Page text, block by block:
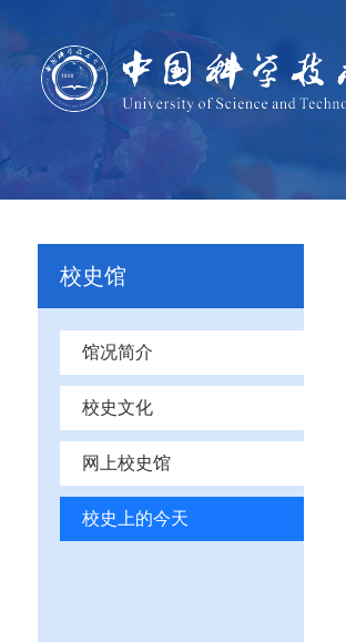
校史馆
馆况简介
校史文化
网上校史馆
校史上的今天